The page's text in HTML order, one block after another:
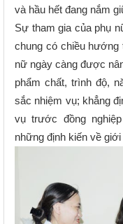
và hầu hết đang nắm
Sự tham gia của phụ
chung có chiều hướng
nữ ngày càng được
phẩm chất, trình độ,
sắc nhiệm vụ; khẳng
vụ trước đồng
những định kiến về giới